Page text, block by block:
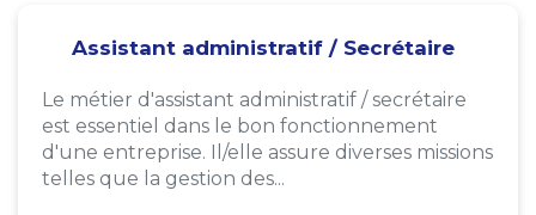
Assistant administratif / Secrétaire
Le métier d'assistant administratif / secrétaire
est essentiel dans le bon fonctionnement
d'une entreprise. Il/elle assure diverses missions
telles que la gestion des...